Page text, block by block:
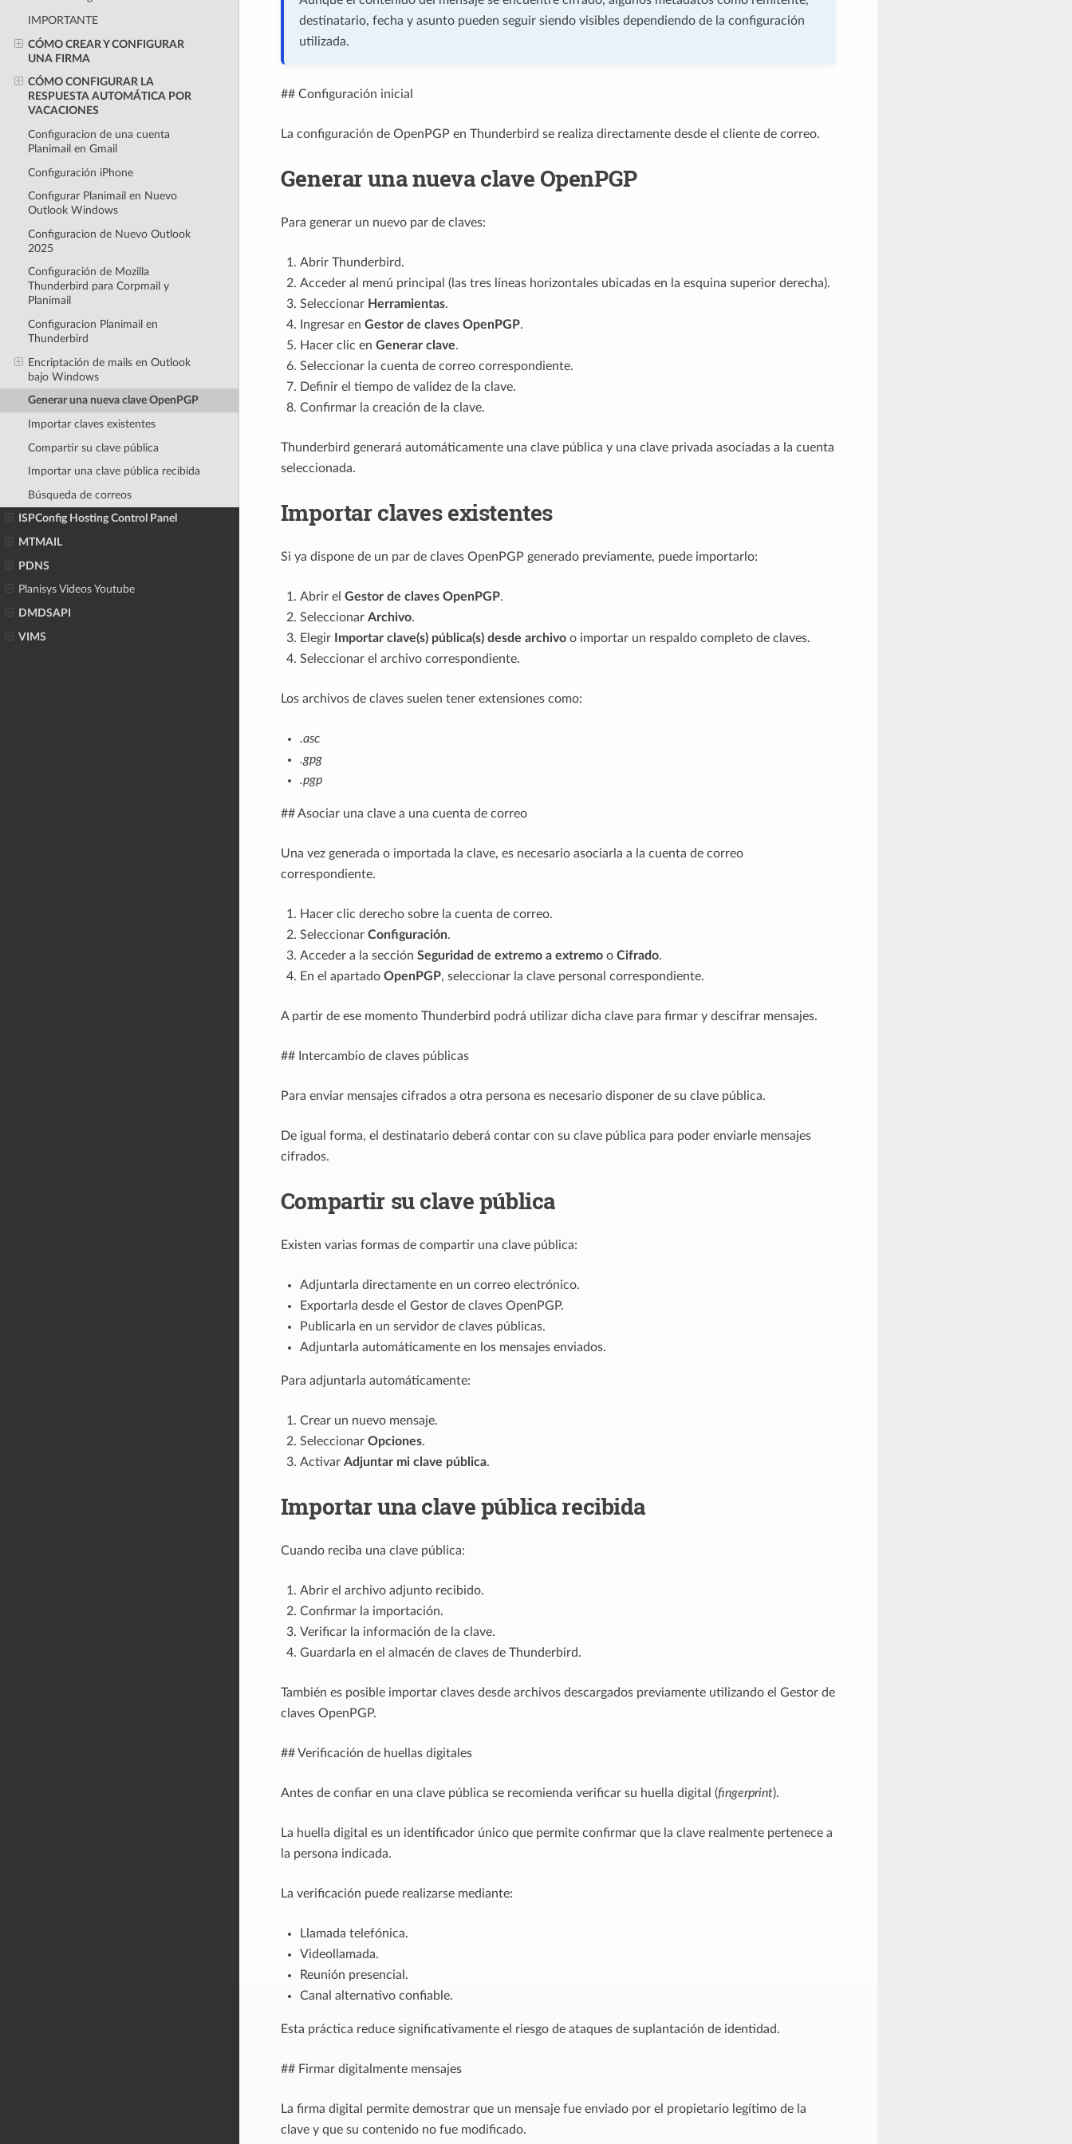
IMPORTANTE
CÓMO CREAR Y CONFIGURAR
UNA FIRMA
CÓMO CONFIGURAR LA
RESPUESTA AUTOMÁTICA POR
VACACIONES
Configuracion de una cuenta
Planimail en Gmail
Configuración iPhone
Configurar Planimail en Nuevo
Outlook Windows
Configuracion de Nuevo Outlook
2025
Configuración de Mozilla
Thunderbird para Corpmail y
Planimail
Configuracion Planimail en
Thunderbird
Encriptación de mails en Outlook
bajo Windows
Generar una nueva clave OpenPGP
Importar claves existentes
Compartir su clave pública
Importar una clave pública recibida
Búsqueda de correos
ISPConfig Hosting Control Panel
MTMAIL
PDNS
Planisys Videos Youtube
DMDSAPI
VIMS
destinatario, fecha y asunto pueden seguir siendo visibles dependiendo de la configuración
utilizada.
## Configuración inicial
La configuración de OpenPGP en Thunderbird se realiza directamente desde el cliente de correo.
Generar una nueva clave OpenPGP
Para generar un nuevo par de claves:
Abrir Thunderbird.
Acceder al menú principal (las tres líneas horizontales ubicadas en la esquina superior derecha).
Seleccionar Herramientas.
Ingresar en Gestor de claves OpenPGP.
Hacer clic en Generar clave.
Seleccionar la cuenta de correo correspondiente.
Definir el tiempo de validez de la clave.
Confirmar la creación de la clave.
Thunderbird generará automáticamente una clave pública y una clave privada asociadas a la cuenta
seleccionada.
Importar claves existentes
Si ya dispone de un par de claves OpenPGP generado previamente, puede importarlo:
Abrir el Gestor de claves OpenPGP.
Seleccionar Archivo.
Elegir
Importar clave(s) pública(s) desde archivoo importar un respaldo completo de claves.
Seleccionar el archivo correspondiente.
Los archivos de claves suelen tener extensiones como:
.asc
.gpg
.pgp
## Asociar una clave a una cuenta de correo
Una vez generada o importada la clave, es necesario asociarla a la cuenta de correo
correspondiente.
Hacer clic derecho sobre la cuenta de correo.
Seleccionar Configuración.
Acceder a la sección Seguridad de extremo a extremoo Cifrado.
En el apartado OpenPGP, seleccionar la clave personal correspondiente.
A partir de ese momento Thunderbird podrá utilizar dicha clave para firmar y descifrar mensajes.
## Intercambio de claves públicas
Para enviar mensajes cifrados a otra persona es necesario disponer de su clave pública.
De igual forma, el destinatario deberá contar con su clave pública para poder enviarle mensajes
cifrados.
Compartir su clave pública
Existen varias formas de compartir una clave pública:
Adjuntarla directamente en un correo electrónico.
Exportarla desde el Gestor de claves OpenPGP.
Publicarla en un servidor de claves públicas.
Adjuntarla automáticamente en los mensajes enviados.
Para adjuntarla automáticamente:
Crear un nuevo mensaje.
Seleccionar Opciones.
Activar Adjuntar mi clave pública.
Importar una clave pública recibida
Cuando reciba una clave pública:
Abrir el archivo adjunto recibido.
Confirmar la importación.
Verificar la información de la clave.
Guardarla en el almacén de claves de Thunderbird.
También es posible importar claves desde archivos descargados previamente utilizando el Gestor de
claves OpenPGP.
## Verificación de huellas digitales
Antes de confiar en una clave pública se recomienda verificar su huella digital (fingerprint).
La huella digital es un identificador único que permite confirmar que la clave realmente pertenece a
la persona indicada.
La verificación puede realizarse mediante:
Llamada telefónica.
Videollamada.
Reunión presencial.
Canal alternativo confiable.
Esta práctica reduce significativamente el riesgo de ataques de suplantación de identidad.
## Firmar digitalmente mensajes
La firma digital permite demostrar que un mensaje fue enviado por el propietario legítimo de la
clave y que su contenido no fue modificado.